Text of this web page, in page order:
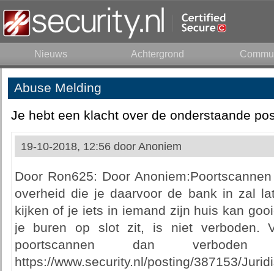
Nieuws Achtergrond
Abuse Melding
Je hebt een klacht over de onderstaande
19-10-2018, 12:56 door Anoniem
Door Ron625: Door
overheid die je daarvoor de bank in zal
kijken of je iets in iemand zijn huis kan
je buren op slot zit, is niet verboden.
poortscannen dan
https://www.security.nl/posting/387153/